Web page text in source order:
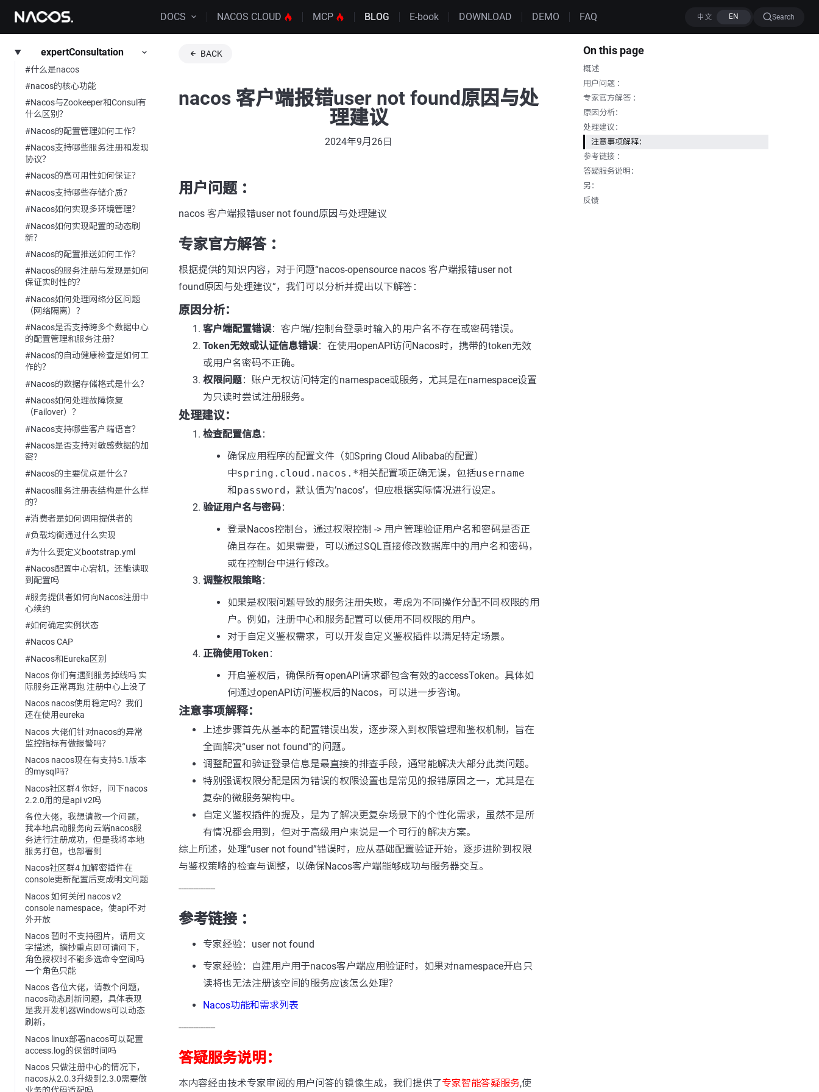
DOCS NACOS CLOUD MCP BLOG E-book DOWNLOAD DEMO FAQ Search
expertConsultation
#什么是nacos
#nacos的核心功能
#Nacos与Zookeeper和Consul有
什么区别？
#Nacos的配置管理如何工作？
#Nacos支持哪些服务注册和发现
协议？
#Nacos的高可用性如何保证？
#Nacos支持哪些存储介质？
#Nacos如何实现多环境管理？
#Nacos如何实现配置的动态刷
新？
#Nacos的配置推送如何工作？
#Nacos的服务注册与发现是如何
保证实时性的？
#Nacos如何处理网络分区问题
（网络隔离）？
#Nacos是否支持跨多个数据中心
的配置管理和服务注册？
#Nacos的自动健康检查是如何工
作的？
#Nacos的数据存储格式是什么？
#Nacos如何处理故障恢复
（Failover）？
#Nacos支持哪些客户端语言？
#Nacos是否支持对敏感数据的加
密？
#Nacos的主要优点是什么？
#Nacos服务注册表结构是什么样
的？
#消费者是如何调用提供者的
#负载均衡通过什么实现
#为什么要定义bootstrap.yml
#Nacos配置中心宕机，还能读取
到配置吗
#服务提供者如何向Nacos注册中
心续约
#如何确定实例状态
#Nacos CAP
#Nacos和Eureka区别
Nacos 你们有遇到服务掉线吗 实
际服务正常再跑 注册中心上没了
Nacos nacos使用稳定吗？我们
还在使用eureka
Nacos 大佬们针对nacos的异常
监控指标有做报警吗？
Nacos nacos现在有支持5.1版本
的mysql吗？
Nacos社区群4 你好，问下nacos
2.2.0用的是api v2吗
各位大佬，我想请教一个问题，
我本地启动服务向云端nacos服
务进行注册成功，但是我将本地
服务打包，也部署到
Nacos社区群4 加解密插件在
console更新配置后变成明文问题
Nacos 如何关闭 nacos v2
console namespace，使api不对
外开放
Nacos 暂时不支持图片，请用文
字描述，摘抄重点即可请问下，
角色授权时不能多选命令空间吗
一个角色只能
Nacos 各位大佬，请教个问题，
nacos动态刷新问题，具体表现
是我开发机器Windows可以动态
刷新，
Nacos linux部署nacos可以配置
access.log的保留时间吗
Nacos 只做注册中心的情况下，
nacos从2.0.3升级到2.3.0需要做
BACK
nacos 客户端报错user not found原因与处
理建议
2024年9月26日
用户问题 ：
nacos 客户端报错user not found原因与处理建议
专家官方解答 ：
根据提供的知识内容，对于问题“nacos-opensource nacos 客户端报错user not
found原因与处理建议”，我们可以分析并提出以下解答：
原因分析：
客户端配置错误：客户端/控制台登录时输入的用户名不存在或密码错误。
Token无效或认证信息错误：在使用openAPI访问Nacos时，携带的token无效
或用户名密码不正确。
权限问题：账户无权访问特定的namespace或服务，尤其是在namespace设置
为只读时尝试注册服务。
处理建议：
检查配置信息：
确保应用程序的配置文件（如Spring Cloud Alibaba的配置）
中spring.cloud.nacos.*相关配置项正确无误，包括username
和password，默认值为’nacos’，但应根据实际情况进行设定。
验证用户名与密码：
登录Nacos控制台，通过权限控制 -> 用户管理验证用户名和密码是否正
确且存在。如果需要，可以通过SQL直接修改数据库中的用户名和密码，
或在控制台中进行修改。
调整权限策略：
如果是权限问题导致的服务注册失败，考虑为不同操作分配不同权限的用
户。例如，注册中心和服务配置可以使用不同权限的用户。
对于自定义鉴权需求，可以开发自定义鉴权插件以满足特定场景。
正确使用Token：
开启鉴权后，确保所有openAPI请求都包含有效的accessToken。具体如
何通过openAPI访问鉴权后的Nacos，可以进一步咨询。
注意事项解释：
上述步骤首先从基本的配置错误出发，逐步深入到权限管理和鉴权机制，旨在
全面解决“user not found”的问题。
调整配置和验证登录信息是最直接的排查手段，通常能解决大部分此类问题。
特别强调权限分配是因为错误的权限设置也是常见的报错原因之一，尤其是在
复杂的微服务架构中。
自定义鉴权插件的提及，是为了解决更复杂场景下的个性化需求，虽然不是所
有情况都会用到，但对于高级用户来说是一个可行的解决方案。
综上所述，处理“user not found”错误时，应从基础配置验证开始，逐步进阶到权限
与鉴权策略的检查与调整，以确保Nacos客户端能够成功与服务器交互。
---------------
参考链接 ：
专家经验：user not found
专家经验：自建用户用于nacos客户端应用验证时，如果对namespace开启只
读将也无法注册该空间的服务应该怎么处理？
Nacos功能和需求列表
---------------
答疑服务说明：
本内容经由技术专家审阅的用户问答的镜像生成，我们提供了专家智能答疑服务,使
On this page
概述
用户问题 ：
专家官方解答 ：
原因分析：
处理建议：
注意事项解释：
参考链接 ：
答疑服务说明：
另：
反馈